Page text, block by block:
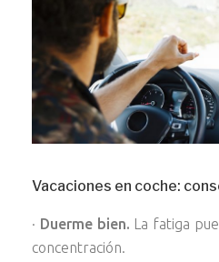
Vacaciones en coche:
· Duerme bien. La fatiga
concentración.